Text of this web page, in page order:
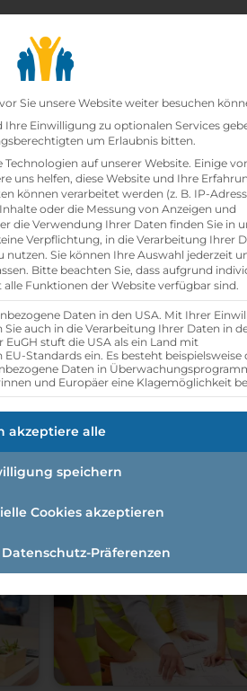
search
Datenschutz-
Sie unsere Website weiter besuchen
Ihre Einwilligung zu optionalen Services
um Erlaubnis bitten.
auf unserer Website. Einige
uns helfen, diese Website und Ihre
können verarbeitet werden (z. B. IP-
oder die Messung von Anzeigen und
die Verwendung Ihrer Daten finden Sie in
Verpflichtung, in die Verarbeitung Ihrer
nutzen. Sie können Ihre Auswahl jederzeit
Bitte beachten Sie, dass aufgrund
Funktionen der Website verfügbar sind.
Daten in den USA. Mit Ihrer
auch in die Verarbeitung Ihrer Daten in
EuGH stuft die USA als ein Land mit
Standards ein. Es besteht beispielsweise
Daten in
und Europäer eine Klagemöglichkeit
akzeptiere alle
speichern
Cookies akzeptieren
Präferenzen